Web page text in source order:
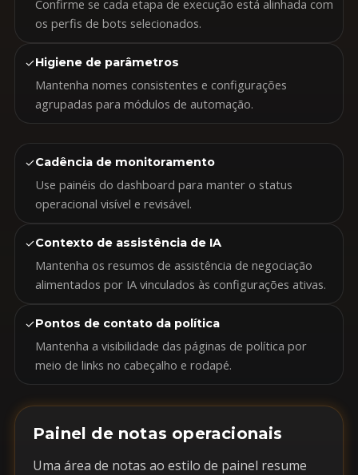
Confirme se cada etapa de execução está alinhada com
os perfis de bots selecionados.
✓Higiene de parâmetros
Mantenha nomes consistentes e configurações
agrupadas para módulos de automação.
✓Cadência de monitoramento
Use painéis do dashboard para manter o status
operacional visível e revisável.
✓Contexto de assistência de IA
Mantenha os resumos de assistência de negociação
alimentados por IA vinculados às configurações ativas.
✓Pontos de contato da política
Mantenha a visibilidade das páginas de política por
meio de links no cabeçalho e rodapé.
Painel de notas operacionais
Uma área de notas ao estilo de painel resume